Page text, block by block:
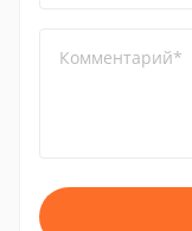
Комментарий*